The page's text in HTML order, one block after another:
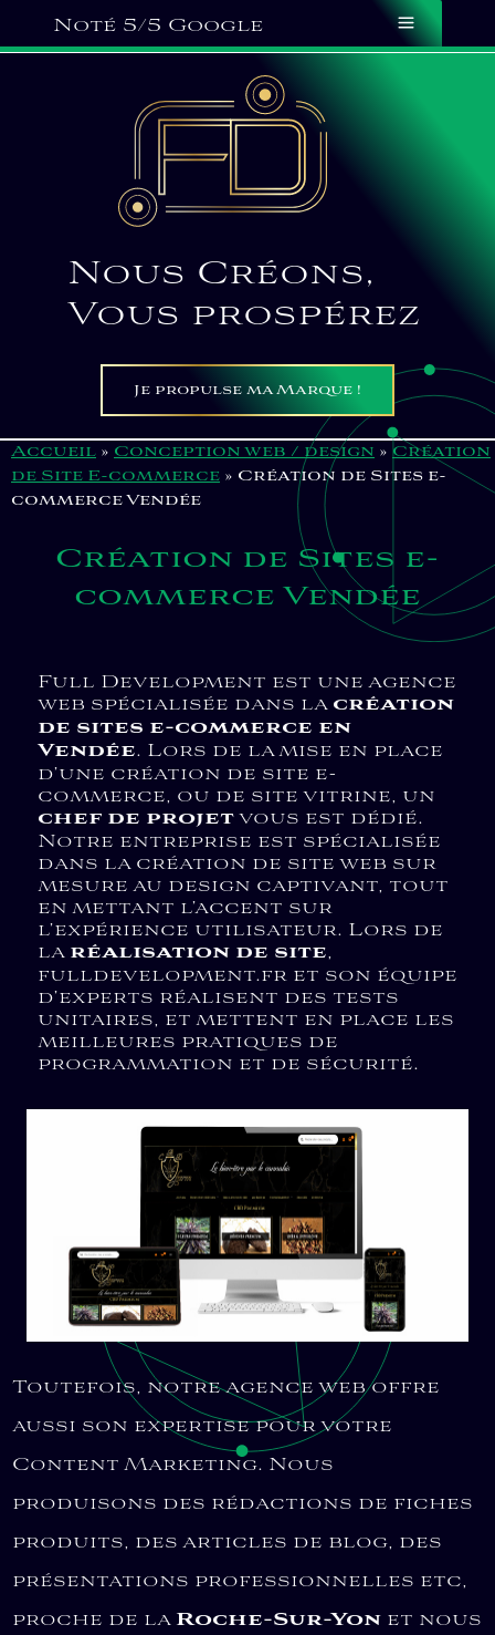
contenu
Noté 5/5 Google
Main
Menu
Nous Créons,
Vous prospérez
Je propulse ma Marque !
Accueil » Conception web / design » Création
de Site E-commerce » Création de Sites e-
commerce Vendée
Création de Sites e-
commerce Vendée
Full Development est une agence
web spécialisée dans la création
de sites e-commerce en
Vendée. Lors de la mise en place
d’une création de site e-
commerce, ou de site vitrine, un
chef de projet vous est dédié.
Notre entreprise est spécialisée
dans la création de site web sur
mesure au design captivant, tout
en mettant l’accent sur
l’expérience utilisateur. Lors de
la réalisation de site,
fulldevelopment.fr et son équipe
d’experts réalisent des tests
unitaires, et mettent en place les
meilleures pratiques de
programmation et de sécurité.
Toutefois, notre agence web offre
aussi son expertise pour votre
Content Marketing. Nous
produisons des rédactions de fiches
produits, des articles de blog, des
présentations professionnelles etc,
proche de la Roche-Sur-Yon et nous